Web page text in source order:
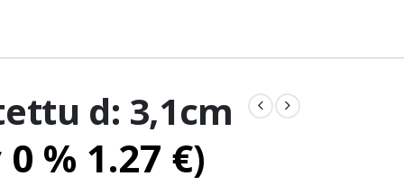
d: 3,1cm
% 1.27 €)